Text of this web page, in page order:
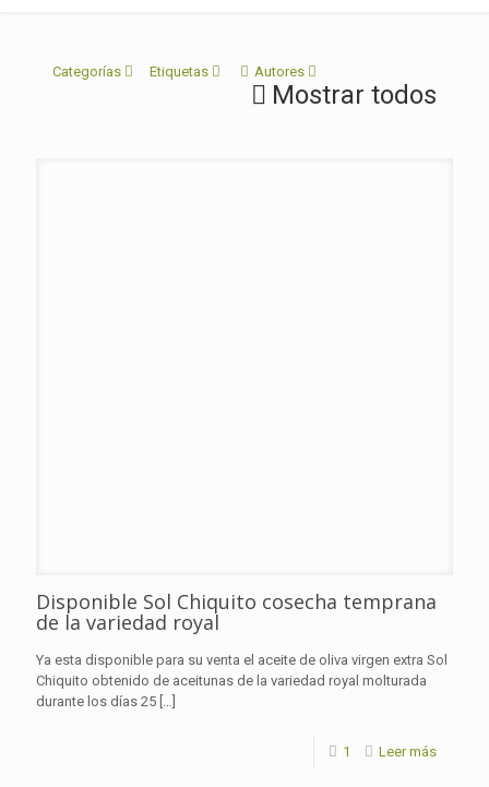
Categorías Etiquetas Autores
Mostrar todos
Disponible Sol Chiquito cosecha temprana
de la variedad royal
Ya esta disponible para su venta el aceite de oliva virgen extra Sol
Chiquito obtenido de aceitunas de la variedad royal molturada
durante los días 25 […]
1 Leer más